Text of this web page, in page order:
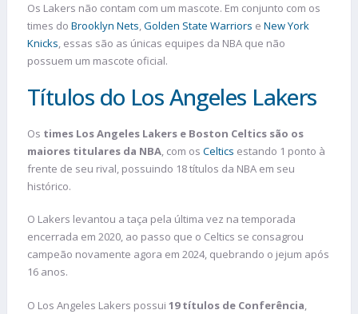
Os Lakers não contam com um mascote. Em conjunto com os
times do Brooklyn Nets,Golden State Warriors e New York
Knicks, essas são as únicas equipes da NBA que não
possuem um mascote oficial.
Títulos do Los Angeles Lakers
Os times Los Angeles Lakers e Boston Celtics são os
maiores titulares da NBA, com os Celtics estando 1 ponto à
frente de seu rival, possuindo 18 títulos da NBA em seu
histórico.
O Lakers levantou a taça pela última vez na temporada
encerrada em 2020, ao passo que o Celtics se consagrou
campeão novamente agora em 2024, quebrando o jejum após
16 anos.
O Los Angeles Lakers possui 19 títulos de Conferência,